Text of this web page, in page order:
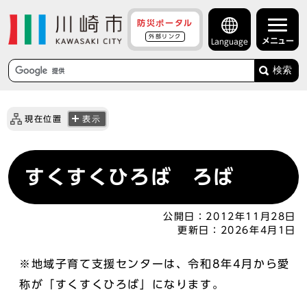
防災ポータル
外部リンク
Language メニュー
検索
現在位置 表示
すくすくひろば ろば
公開日： 2012年11月28日
更新日：
2026年4月1日
※地域子育て支援センターは、令和8年4月から愛
称が「すくすくひろば」になります。